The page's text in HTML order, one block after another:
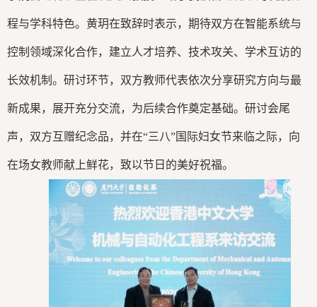
程与学科特色。黄玥在致辞时表示，期待双方在智能系统与
控制领域深化合作，建立人才培养、技术攻关、学术互访的
长效机制。研讨环节，双方教师代表依次分享研究方向与最
新成果，展开充分交流，为后续合作奠定基础。研讨会尾
声，双方互赠纪念品，并在“三八”国际妇女节来临之际，向
在场女教师献上鲜花，致以节日的美好祝福。